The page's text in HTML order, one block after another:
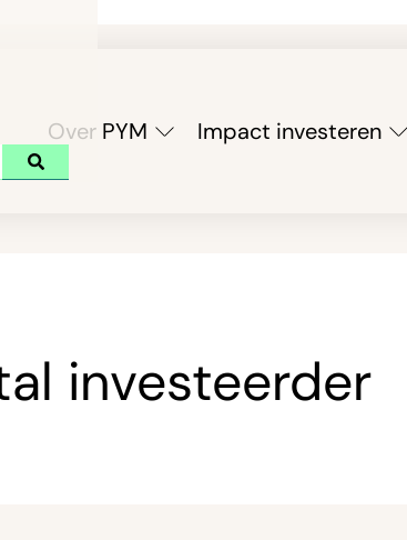
Over PYM Impact investeren
investeerder